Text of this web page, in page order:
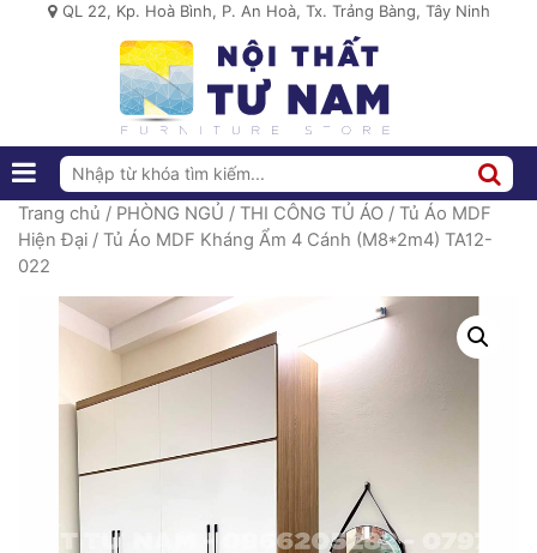
QL 22, Kp. Hoà Bình, P. An Hoà, Tx. Trảng Bàng, Tây Ninh
Trang chủ / PHÒNG NGỦ / THI CÔNG TỦ ÁO / Tủ Áo MDF
Hiện Đại / Tủ Áo MDF Kháng Ẩm 4 Cánh (M8*2m4) TA12-
022